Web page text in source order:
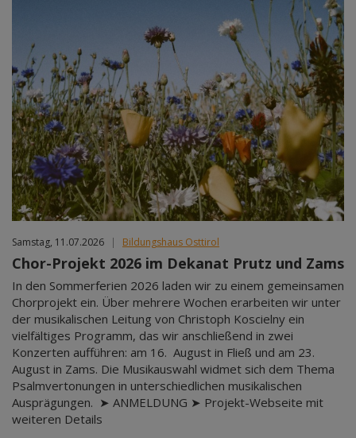
Samstag, 11.07.2026 | Bildungshaus Osttirol
Chor-Projekt 2026 im Dekanat Prutz und Zams
In den Sommerferien 2026 laden wir zu einem gemeinsamen
Chorprojekt ein. Über mehrere Wochen erarbeiten wir unter
der musikalischen Leitung von Christoph Koscielny ein
vielfältiges Programm, das wir anschließend in zwei
Konzerten aufführen: am 16. August in Fließ und am 23.
August in Zams. Die Musikauswahl widmet sich dem Thema
Psalmvertonungen in unterschiedlichen musikalischen
Ausprägungen. ➤ ANMELDUNG ➤ Projekt-Webseite mit
weiteren Details